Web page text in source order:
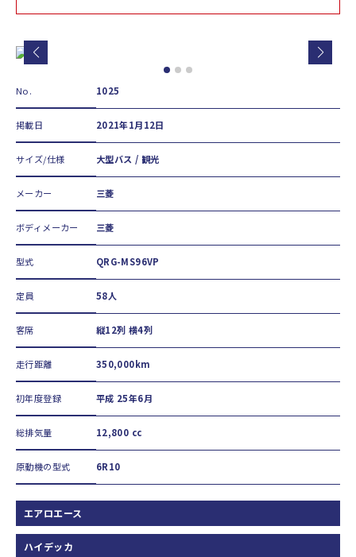
No. 1025
掲載日 2021年1月12日
サイズ/仕様 大型バス / 観光
メーカー 三菱
ボディメーカー 三菱
型式 QRG-MS96VP
定員 58人
客席 縦12列 横4列
走行距離 350,000km
初年度登録 平成 25年6月
総排気量 12,800 cc
原動機の型式 6R10
エアロエース
ハイデッカ